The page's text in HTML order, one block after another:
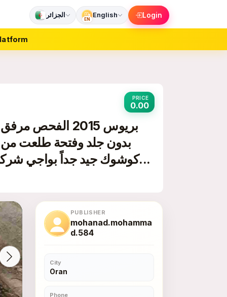
الجزائر
EN
English Login
PRICE
0.00
كوشوك جيد جداً بواجي شركة جديد بريك خلفي جديد موجود البرداي الخلفية م...
PUBLISHER
mohanad.mohamma
d.584
City
Oran
Phone